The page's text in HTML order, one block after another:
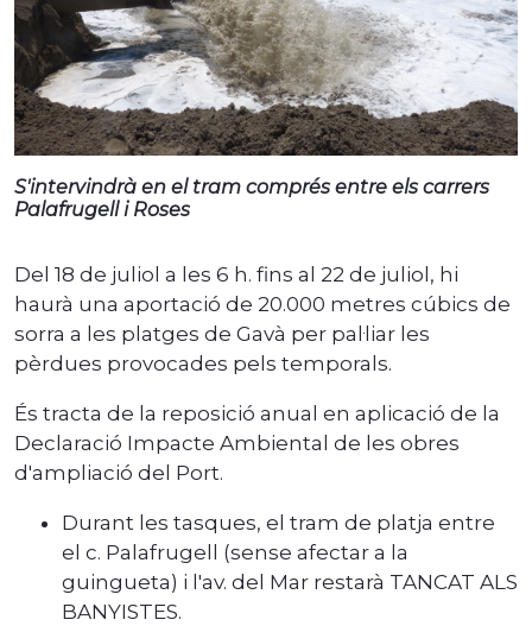
S'intervindrà en el tram comprés entre els carrers
Palafrugell i Roses
Del 18 de juliol a les 6 h. fins al 22 de juliol, hi
haurà una aportació de 20.000 metres cúbics de
sorra a les platges de Gavà per pal·liar les
pèrdues provocades pels temporals.
És tracta de la reposició anual en aplicació de la
Declaració Impacte Ambiental de les obres
d'ampliació del Port.
Durant les tasques, el tram de platja entre
el c. Palafrugell (sense afectar a la
guingueta) i l'av. del Mar restarà TANCAT ALS
BANYISTES.